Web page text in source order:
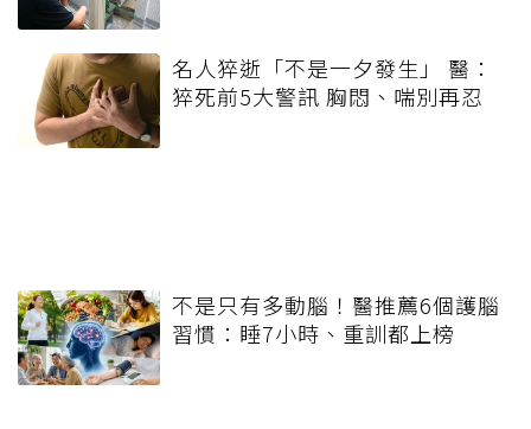
名人猝逝「不是一夕發生」 醫：
猝死前5大警訊 胸悶、喘別再忍
不是只有多動腦！醫推薦6個護腦
習慣：睡7小時、重訓都上榜